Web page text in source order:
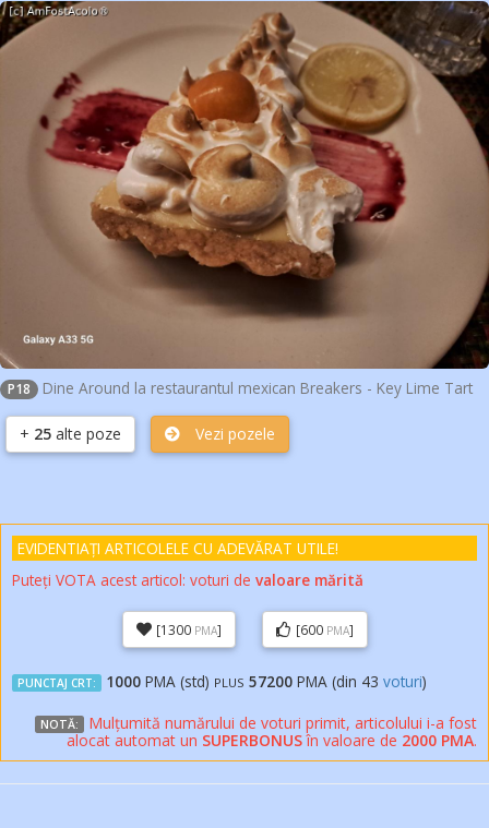
P18 Dine Around la restaurantul mexican Breakers - Key Lime Tart
+ 25 alte poze Vezi pozele
EVIDENTIAȚI ARTICOLELE CU ADEVĂRAT UTILE!
Puteți VOTA acest articol: voturi de valoare mărită
[1300PMA] [600PMA]
PUNCTAJ CRT: 1000 PMA (std) PLUS 57200 PMA (din 43 voturi)
NOTĂ:
Mulțumită numărului de voturi primit, articolului i-a fost
alocat automat un SUPERBONUSîn valoare de 2000 PMA.